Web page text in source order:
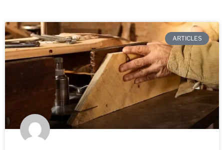
ARTICLES